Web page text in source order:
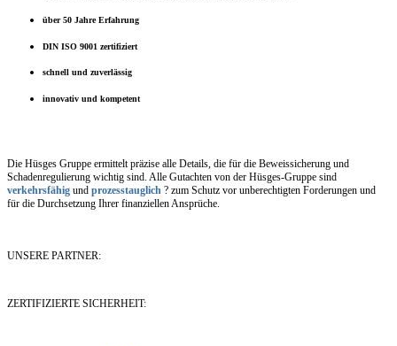
über 50 Jahre Erfahrung
DIN ISO 9001 zertifiziert
schnell und zuverlässig
innovativ und kompetent
Die Hüsges Gruppe ermittelt präzise alle Details, die für die Beweissicherung und
Schadenregulierung wichtig sind. Alle Gutachten von der Hüsges-Gruppe sind
verkehrsfähig und prozesstauglich ? zum Schutz vor unberechtigten Forderungen und
für die Durchsetzung Ihrer finanziellen Ansprüche.
UNSERE PARTNER:
ZERTIFIZIERTE SICHERHEIT: